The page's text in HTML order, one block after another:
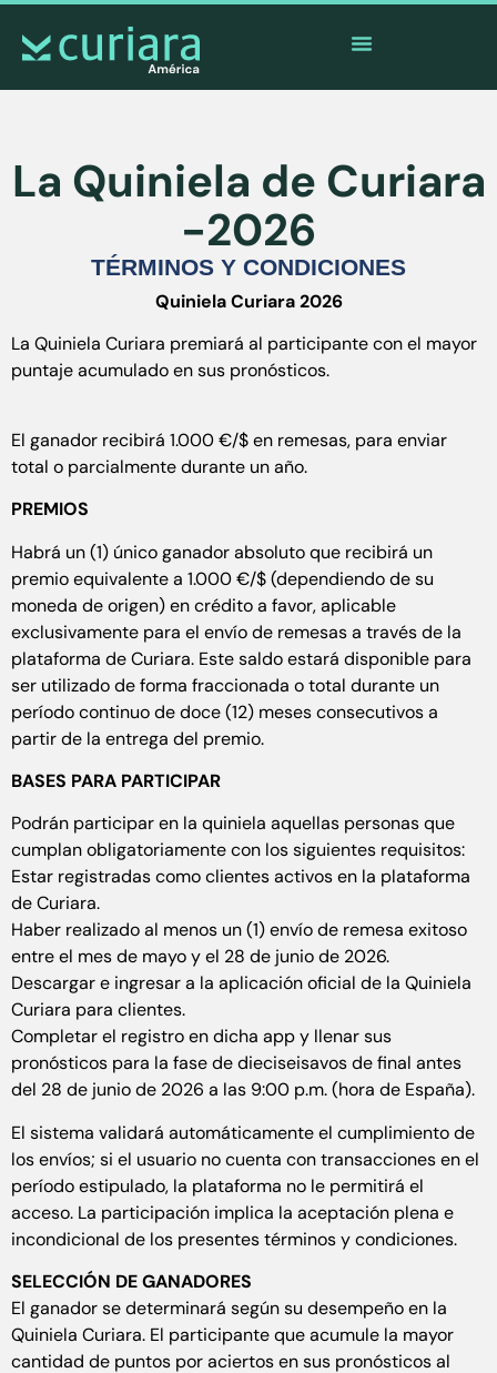
La Quiniela de Curiara
-2026
TÉRMINOS Y CONDICIONES
Quiniela Curiara 2026
La Quiniela Curiara premiará al participante con el mayor
puntaje acumulado en sus pronósticos.
El ganador recibirá 1.000 €/$ en remesas, para enviar
total o parcialmente durante un año.
PREMIOS
Habrá un (1) único ganador absoluto que recibirá un
premio equivalente a 1.000 €/$ (dependiendo de su
moneda de origen) en crédito a favor, aplicable
exclusivamente para el envío de remesas a través de la
plataforma de Curiara. Este saldo estará disponible para
ser utilizado de forma fraccionada o total durante un
período continuo de doce (12) meses consecutivos a
partir de la entrega del premio.
BASES PARA PARTICIPAR
Podrán participar en la quiniela aquellas personas que
cumplan obligatoriamente con los siguientes requisitos:
Estar registradas como clientes activos en la plataforma
de Curiara.
Haber realizado al menos un (1) envío de remesa exitoso
entre el mes de mayo y el 28 de junio de 2026.
Descargar e ingresar a la aplicación oficial de la Quiniela
Curiara para clientes.
Completar el registro en dicha app y llenar sus
pronósticos para la fase de dieciseisavos de final antes
del 28 de junio de 2026 a las 9:00 p.m. (hora de España).
El sistema validará automáticamente el cumplimiento de
los envíos; si el usuario no cuenta con transacciones en el
período estipulado, la plataforma no le permitirá el
acceso. La participación implica la aceptación plena e
incondicional de los presentes términos y condiciones.
SELECCIÓN DE GANADORES
El ganador se determinará según su desempeño en la
Quiniela Curiara. El participante que acumule la mayor
cantidad de puntos por aciertos en sus pronósticos al